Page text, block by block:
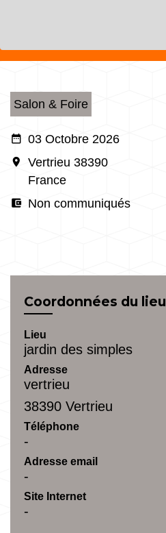
Salon & Foire
date_range 03 Octobre 2026
room
Vertrieu 38390
France
account_balance_wallet Non communiqués
Coordonnées du lieu
Lieu
jardin des simples
Adresse
vertrieu
38390 Vertrieu
Téléphone
-
Adresse email
-
Site Internet
-